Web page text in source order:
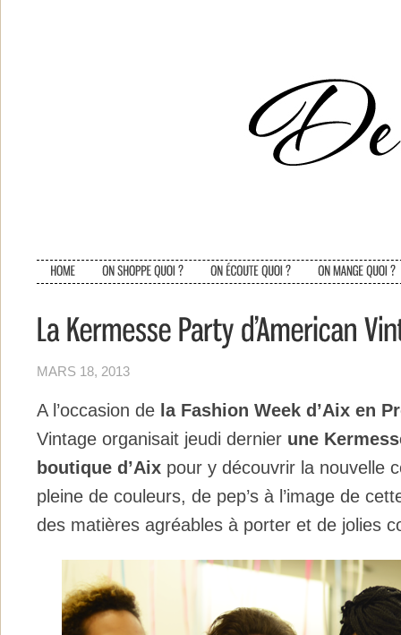
MARS 18, 2013
A l’occasion de la Fashion Week d’Aix en
Vintage organisait jeudi dernier une
boutique d’Aix pour y découvrir la nouvelle
pleine de couleurs, de pep’s à l’image de
des matières agréables à porter et de jolies